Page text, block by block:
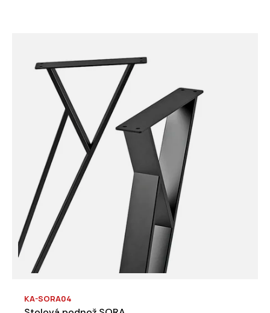
KA-SORA04